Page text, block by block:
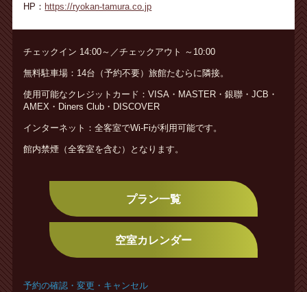
HP： https://ryokan-tamura.co.jp
チェックイン 14:00～／チェックアウト ～10:00
無料駐車場：14台（予約不要）旅館たむらに隣接。
使用可能なクレジットカード：VISA・MASTER・銀聯・JCB・
AMEX・Diners Club・DISCOVER
インターネット：全客室でWi-Fiが利用可能です。
館内禁煙（全客室を含む）となります。
プラン一覧
空室カレンダー
予約の確認・変更・キャンセル